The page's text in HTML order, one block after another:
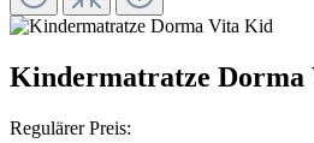
Kindermatratze
Regulärer Preis: